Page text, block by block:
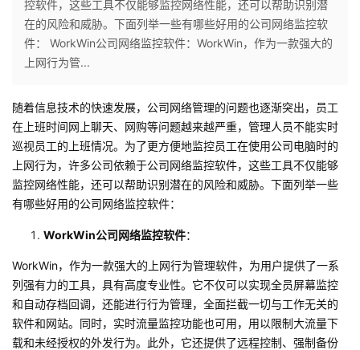
人
主
页
我
的
开
发
者
的
博
客
我
的
论
我
的我
控软件，这些工具不仅能够监控网络性能，还可以帮助识别潜
在的风险和威胁。下面列举一些有哪些好用的公司网络监控软
件： WorkWin公司网络监控软件：WorkWin，作为一款强大的
上网行为管...
随着信息技术的快速发展，公司网络管理的问题也逐渐突出，员工
在上班时间网上聊天、网购等问题越来越严重，管理人员不能实时
巡视员工的上班情况。为了更方便地监控员工在使用公司电脑时的
上网行为，许多公司依赖于公司网络监控软件，这些工具不仅能够
监控网络性能，还可以帮助识别潜在的风险和威胁。下面列举一些
有哪些好用的公司网络监控软件：
WorkWin公司网络监控软件：
WorkWin，作为一款强大的上网行为管理软件，为用户提供了一系
列强有力的工具，具有高度专业性。它不仅可以实现全员屏幕监控
和自动存档回调，还能进行行为管理，全面拦截一切与工作无关的
软件和网站。同时，实时流量监控功能也可用，用以限制大流量下
载和未经授权的外发行为。此外，它还提供了远程控制、强制备份